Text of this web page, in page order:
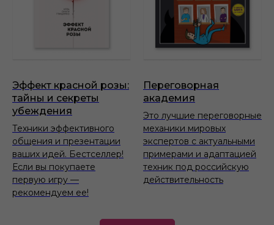
Эффект красной розы:
тайны и секреты
убеждения
Техники эффективного
общения и презентации
ваших идей. Бестселлер!
Если вы покупаете
первую игру —
рекомендуем ее!
Переговорная
академия
Это лучшие переговорные
механики мировых
экспертов с актуальными
примерами и адаптацией
техник под российскую
действительность